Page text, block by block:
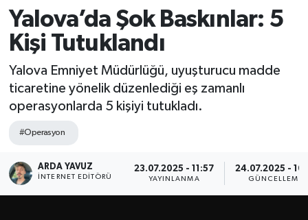
Yalova’da Şok Baskınlar: 5
Kişi Tutuklandı
Yalova Emniyet Müdürlüğü, uyuşturucu madde
ticaretine yönelik düzenlediği eş zamanlı
operasyonlarda 5 kişiyi tutukladı.
#Operasyon
ARDA YAVUZ
İNTERNET EDITÖRÜ
23.07.2025 - 11:57
YAYINLANMA
24.07.2025 -
GÜNCELLEME
BİLİM VE TEKNOLOJİ
ASAYİŞ
SAĞLIK
SPOR
Tüm Manşetler
Son Dakika Haberleri
Haber Arşivi